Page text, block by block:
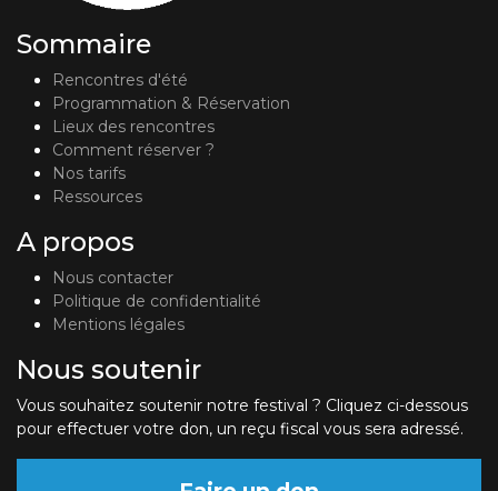
Sommaire
Rencontres d'été
Programmation & Réservation
Lieux des rencontres
Comment réserver ?
Nos tarifs
Ressources
A propos
Nous contacter
Politique de confidentialité
Mentions légales
Nous soutenir
Vous souhaitez soutenir notre festival ? Cliquez ci-dessous
pour effectuer votre don, un reçu fiscal vous sera adressé.